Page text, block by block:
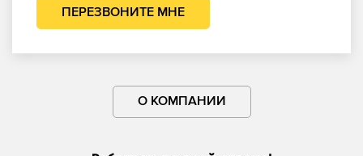
ПЕРЕЗВОНИТЕ МНЕ
О КОМПАНИИ